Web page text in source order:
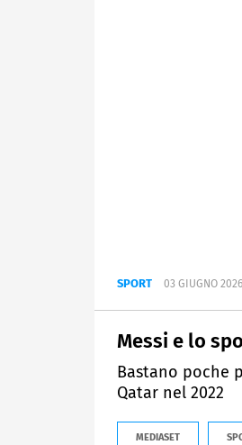
SPORT 03 GIUGNO 2026
Messi e lo
Bastano poche
Qatar nel 2022
MEDIASET